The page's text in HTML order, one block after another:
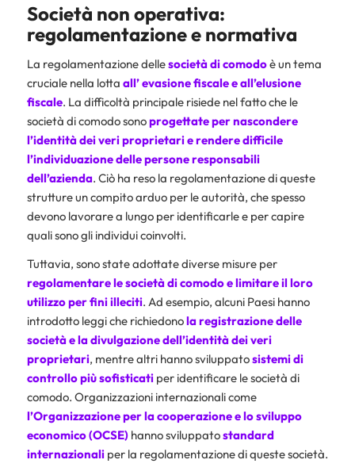
Società non operativa:
regolamentazione e normativa
La regolamentazione dellesocietà di comodoè un tema
cruciale nella lotta all’evasione fiscalee all’elusione
fiscale. La difficoltà principale risiede nel fatto che le
società di comodo sonoprogettate per nascondere
l’identità dei veri proprietari e rendere difficile
l’individuazione delle persone responsabili
dell’azienda. Ciò ha reso la regolamentazione di queste
strutture un compito arduo per le autorità, che spesso
devono lavorare a lungo per identificarle e per capire
quali sono gli individui coinvolti.
Tuttavia, sono state adottate diverse misure per
regolamentare le società di comodo e limitare il loro
utilizzo per fini illeciti. Ad esempio, alcuni Paesi hanno
introdotto leggi che richiedonola registrazione delle
società e la divulgazione dell’identità dei veri
proprietari, mentre altri hanno sviluppatosistemi di
controllo più sofisticatiper identificare le società di
comodo. Organizzazioni internazionali come
l’Organizzazione per la cooperazione e lo sviluppo
economico(OCSE)hanno sviluppatostandard
internazionaliper la regolamentazione di queste società.